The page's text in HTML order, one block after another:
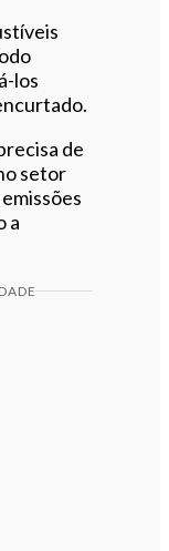
los
de
setor
a